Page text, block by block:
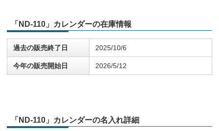
「ND-110」カレンダーの在庫情報
過去の販売終了日 2025/10/6
今年の販売開始日 2026/5/12
「ND-110」カレンダーの名入れ詳細